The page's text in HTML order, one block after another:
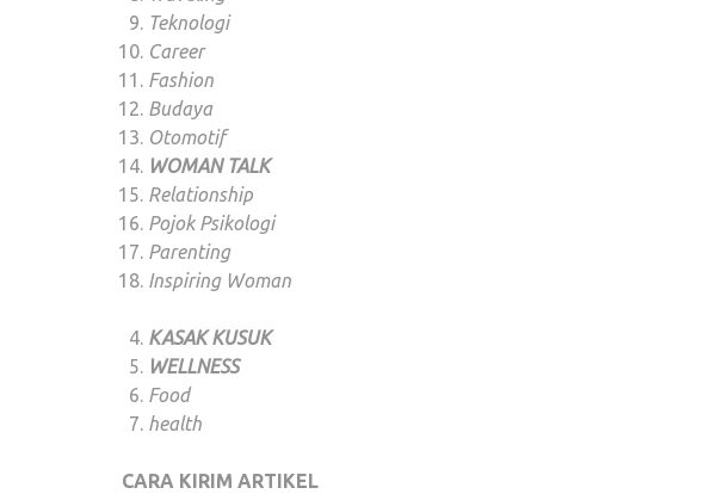
Teknologi
Career
Fashion
Budaya
Otomotif
WOMAN TALK
Relationship
Pojok Psikologi
Parenting
Inspiring Woman
KASAK KUSUK
WELLNESS
Food
health
CARA KIRIM ARTIKEL